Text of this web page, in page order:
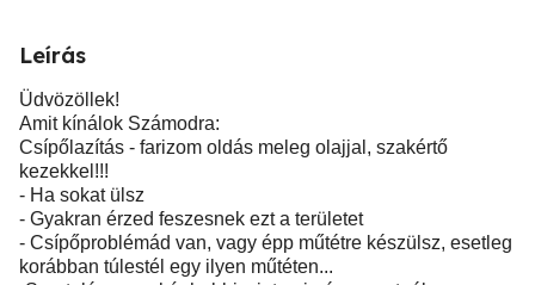
Leírás
Üdvözöllek!
Amit kínálok Számodra:
Csípőlazítás - farizom oldás meleg olajjal, szakértő
kezekkel!!!
- Ha sokat ülsz
- Gyakran érzed feszesnek ezt a területet
- Csípőproblémád van, vagy épp műtétre készülsz, esetleg
korábban túlestél egy ilyen műtéten...